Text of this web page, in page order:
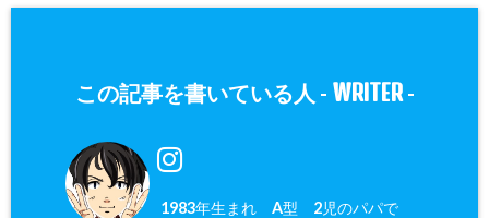
この記事を書いている人 - WRITER-
1983年生まれ A型 2児のパパで